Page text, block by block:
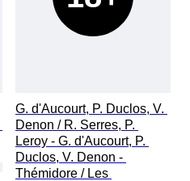
G. d'Aucourt, P. Duclos, V.
Denon / R. Serres, P.
Leroy - G. d'Aucourt, P.
Duclos, V. Denon -
Thémidore / Les